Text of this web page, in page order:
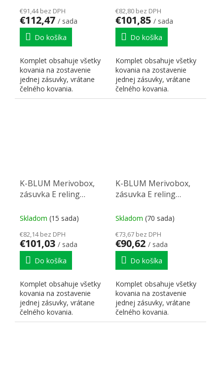
€91,44 bez DPH
€112,47 / sada
Do košíka
Komplet obsahuje všetky
kovania na zostavenie
jednej zásuvky, vrátane
čelného kovania.
€82,80 bez DPH
€101,85 / sada
Do košíka
Komplet obsahuje všetky
kovania na zostavenie
jednej zásuvky, vrátane
čelného kovania.
K-BLUM Merivobox,
zásuvka E reling
sivá IG, skrutka, drez
Skladom (15 sada)
€82,14 bez DPH
€101,03 / sada
Do košíka
Komplet obsahuje všetky
kovania na zostavenie
jednej zásuvky, vrátane
čelného kovania.
K-BLUM Merivobox,
zásuvka E reling
sivá IG, Inserta, drez
Skladom (70 sada)
€73,67 bez DPH
€90,62 / sada
Do košíka
Komplet obsahuje všetky
kovania na zostavenie
jednej zásuvky, vrátane
čelného kovania.